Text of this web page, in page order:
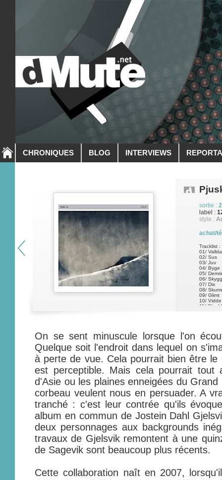
CHRONIQUES BLOG INTERVIEWS
sortie :
label :
style :
achat/
Tracklist :
01/
02/ Sus
03/ Juv
04/ Byge
05/
06/
07/ Dis
08/
09/ Glimt
10/ Vidde
11/
On se sent minuscule lorsque l'on
Quelque soit l'endroit dans lequel on
à perte de vue. Cela pourrait bien être le
est perceptible. Mais cela pourrait tout
d'Asie ou les plaines enneigées du
corbeau veulent nous en persuader. A
tranché : c'est leur contrée qu'ils
album en commun de Jostein Dahl
deux personnages aux backgrounds
travaux de Gjelsvik remontent à une
de Sagevik sont beaucoup plus récents.
Cette collaboration naît en 2007,